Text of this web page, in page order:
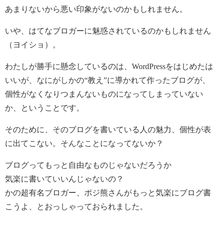
あまりないから悪い印象がないのかもしれません。
いや、はてなブロガーに魅惑されているのかもしれません
（ヨイショ）。
わたしが勝手に懸念しているのは、WordPressをはじめたは
いいが、なにがしかの“教え”に導かれて作ったブログが、
個性がなくなりつまんないものになってしまっていない
か、ということです。
そのために、そのブログを書いている人の魅力、個性が表
に出てこない。そんなことになってないか？
ブログってもっと自由なものじゃないだろうか
気楽に書いていいんじゃないの？
かの超有名ブロガー、ポジ熊さんがもっと気楽にブログ書
こうよ、とおっしゃっておられました。